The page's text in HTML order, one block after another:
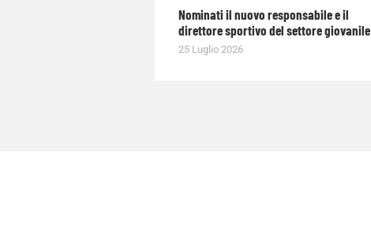
Nominati il nuovo responsabile e il
direttore sportivo del settore giovanile
25 Luglio 2026